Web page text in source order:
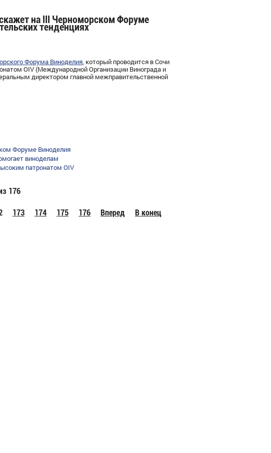
на III Черноморском Форуме
тенденциях
Форума Виноделия, который проводится в Сочи
OIV (Международной Организации Винограда и
директором главной межправительственной
Форуме Виноделия
виноделам
патронатом OIV
176
173 174 175 176 Вперед В конец